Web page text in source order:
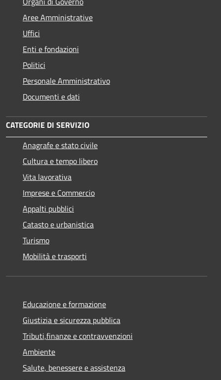
Aree Amministrative
Uffici
Enti e fondazioni
Politici
Personale Amministrativo
Documenti e dati
CATEGORIE DI SERVIZIO
Anagrafe e stato civile
Cultura e tempo libero
Vita lavorativa
Imprese e Commercio
Appalti pubblici
Catasto e urbanistica
Turismo
Mobilità e trasporti
Educazione e formazione
Giustizia e sicurezza pubblica
Tributi,finanze e contravvenzioni
Ambiente
Salute, benessere e assistenza